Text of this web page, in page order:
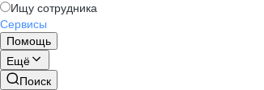
Ищу сотрудника
Сервисы
Помощь
Ещё
Поиск